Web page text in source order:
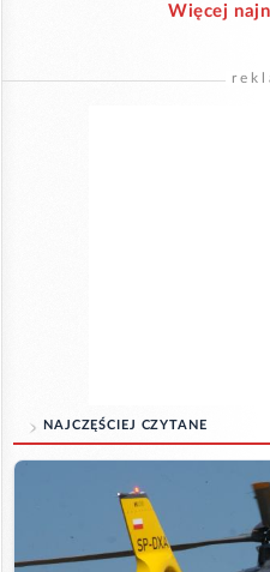
Więcej
NAJCZĘŚCIEJ CZYTANE